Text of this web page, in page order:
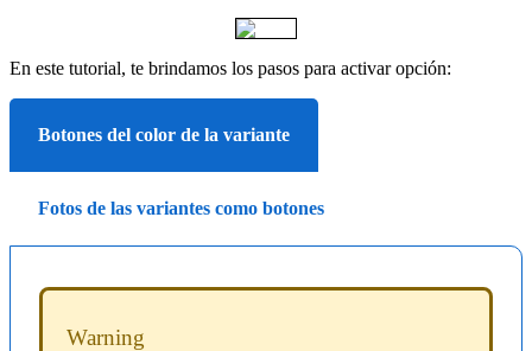
En este tutorial, te brindamos los pasos para activar opción:
Botones del color de la variante
Fotos de las variantes como botones
Warning